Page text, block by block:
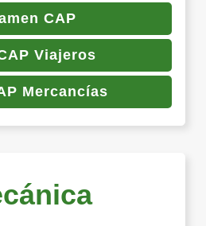
CAP
Viajeros
Mercancías